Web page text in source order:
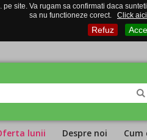
site. Va rugam sa confirmati daca
sa nu functioneze corect.
Click
Refuz
lunii Despre noi Cum